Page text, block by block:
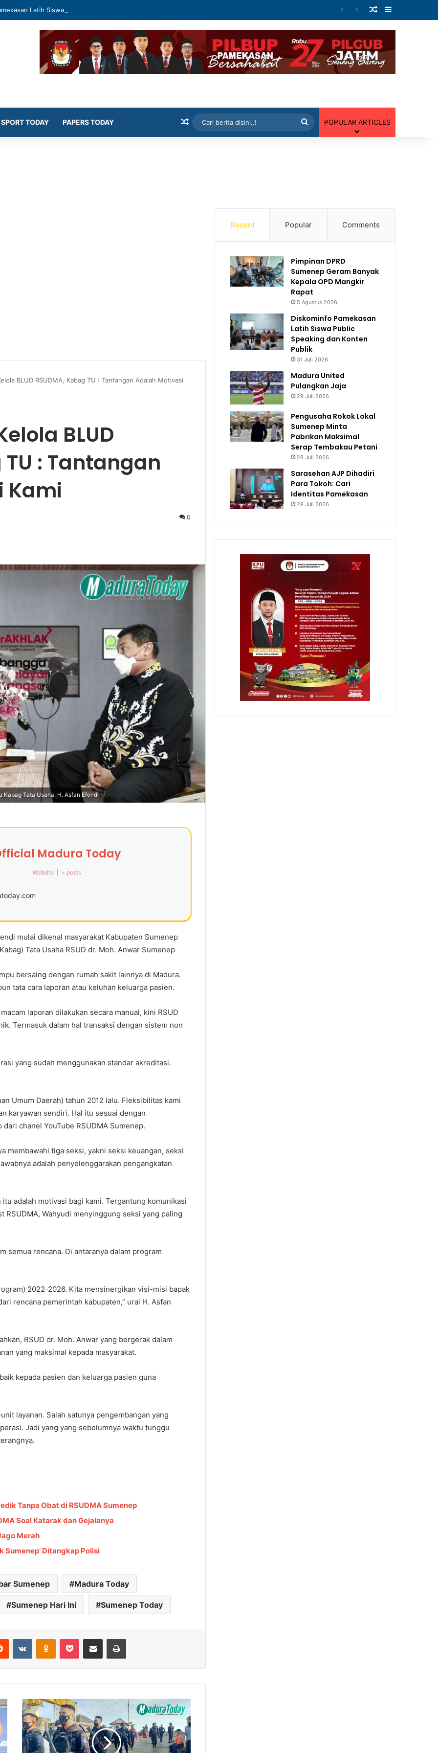
Latih Siswa Public Speaking dan Konten Publik Artikel Random
SPORT TODAY PAPERS TODAY Artikel Random
berita
POPULAR ARTICLES
BLUD RSUDMA, Kabag TU : Tantangan Adalah Motivasi
BLUD
TU : Tantangan
Kami
0
Kabag Tata Usaha, H. Asfan Efendi
Madura Today
Website + posts
mulai dikenal masyarakat Kabupaten Sumenep
Tata Usaha RSUD dr. Moh. Anwar Sumenep
bersaing dengan rumah sakit lainnya di Madura.
tata cara laporan atau keluhan keluarga pasien.
laporan dilakukan secara manual, kini RSUD
Termasuk dalam hal transaksi dengan sistem non
yang sudah menggunakan standar akreditasi.
Umum Daerah) tahun 2012 lalu. Fleksibilitas kami
karyawan sendiri. Hal itu sesuai dengan
chanel YouTube RSUDMA Sumenep.
membawahi tiga seksi, yakni seksi keuangan, seksi
adalah penyelenggarakan pengangkatan
adalah motivasi bagi kami. Tergantung komunikasi
RSUDMA, Wahyudi menyinggung seksi yang paling
semua rencana. Di antaranya dalam program
2022-2026. Kita mensinergikan visi-misi bapak
rencana pemerintah kabupaten,” urai H. Asfan
RSUD dr. Moh. Anwar yang bergerak dalam
yang maksimal kepada masyarakat.
kepada pasien dan keluarga pasien guna
layanan. Salah satunya pengembangan yang
Jadi yang yang sebelumnya waktu tunggu
Tanpa Obat di RSUDMA Sumenep
Soal Katarak dan Gejalanya
Merah
Sumenep’ Ditangkap Polisi
Sumenep Madura Today
Sumenep Hari Ini Sumenep Today
Recent Popular Comments
Pimpinan DPRD
Sumenep Geram Banyak
Kepala OPD Mangkir
Rapat
5 Agustus 2026
Diskominfo Pamekasan
Latih Siswa Public
Speaking dan Konten
Publik
31 Juli 2026
Madura United
Pulangkan Jaja
29 Juli 2026
Pengusaha Rokok Lokal
Sumenep Minta
Pabrikan Maksimal
Serap Tembakau Petani
28 Juli 2026
Sarasehan AJP Dihadiri
Para Tokoh: Cari
Identitas Pamekasan
28 Juli 2026